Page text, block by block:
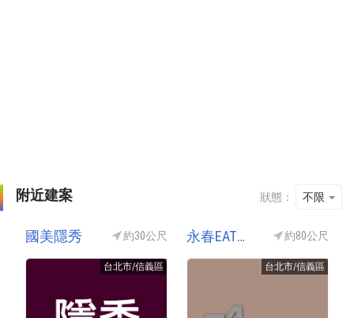
附近建案 狀態： 不限
國美隱秀 約30公尺
台北市/信義區
永春EAT時尚館(捷運共構宅-永春站) 約80公尺
台北市/信義區